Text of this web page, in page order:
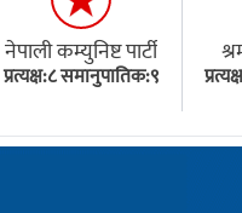
नेपाली कम्युनिष्ट पार्टी
प्रत्यक्ष:८ समानुपातिक:९